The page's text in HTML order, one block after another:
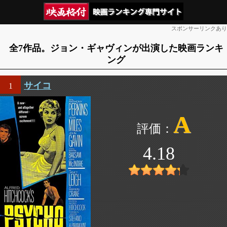
スポンサーリンクあり
全7作品。ジョン・ギャヴィンが出演した映画ランキ
ング
1 サイコ
A
4.18